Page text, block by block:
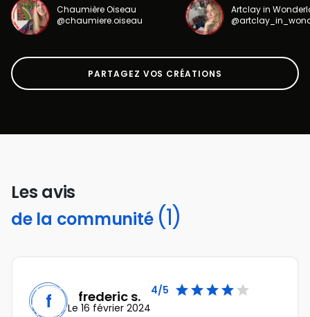
Chaumière Oiseau
@chaumiere.oiseau
Artclay in
PARTAGEZ VOS CRÉATIONS
Les avis
de la communité (1)
f frederic s.
Le 16 février 2024
4/5  